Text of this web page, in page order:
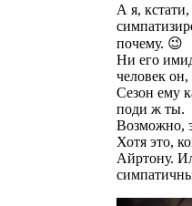
А я,
почему. 😉
Ни его
человек
Сезон ему
поди ж ты.
Возможно,
Хотя это,
Айртону.